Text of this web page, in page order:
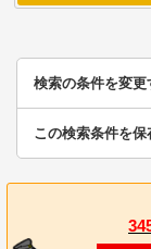
検索の条件を変更
この検索条件を保